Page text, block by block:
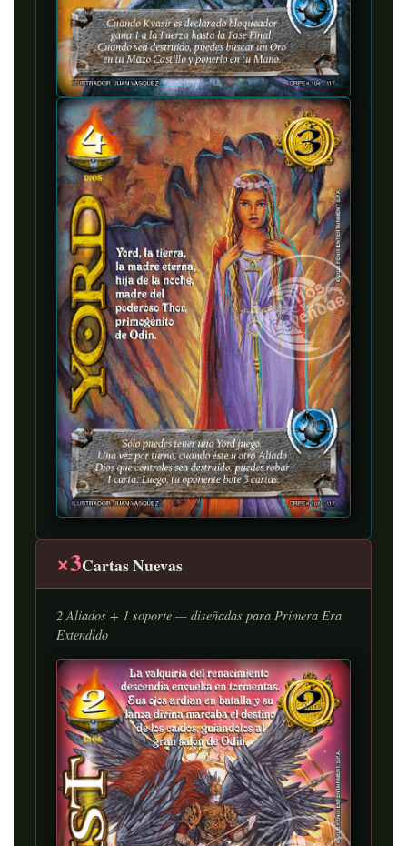
×3Cartas Nuevas
2 Aliados + 1 soporte — diseñadas para Primera Era
Extendido